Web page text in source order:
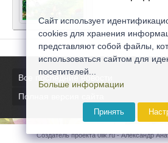
Все последние новости
Полная версия сайта
Создатель проекта 0lik.ru - Александр
Сайт использует
cookies для хранения
представляют собой файлы,
использоваться сайтом для
посетителей...
Больше информации
Принять